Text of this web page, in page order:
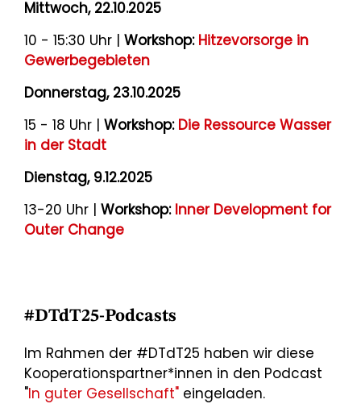
Mittwoch, 22.10.2025
10 - 15:30 Uhr | Workshop: Hitzevorsorge in
Gewerbegebieten
Donnerstag, 23.10.2025
15 - 18 Uhr | Workshop: Die Ressource Wasser
in der Stadt
Dienstag, 9.12.2025
13-20 Uhr | Workshop: Inner Development for
Outer Change
#DTdT25-Podcasts
Im Rahmen der #DTdT25 haben wir diese
Kooperationspartner*innen in den Podcast
"In guter Gesellschaft" eingeladen.